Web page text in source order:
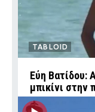
TABLOID
Εύη Βατίδου:
μπικίνι στην